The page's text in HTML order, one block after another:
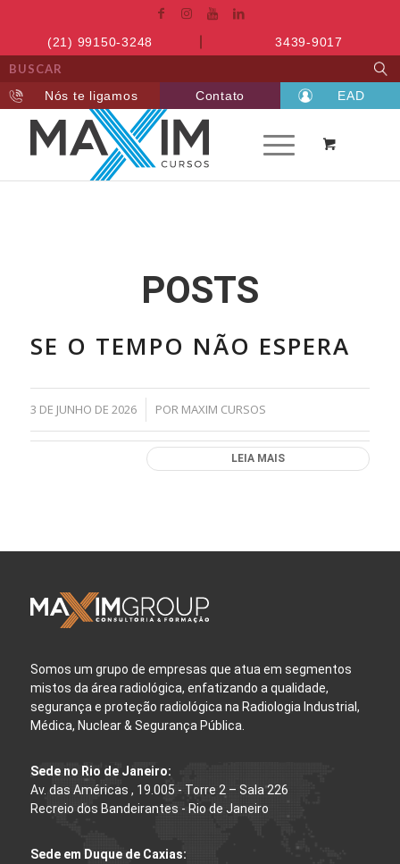
(21) 99150-3248 3439-9017
Nós te ligamos Contato EAD
POSTS
SE O TEMPO NÃO ESPERA
3 DE JUNHO DE 2026
/ POR MAXIM CURSOS
LEIA MAIS
Somos um grupo de empresas que atua em segmentos
mistos da área radiológica, enfatizando a qualidade,
segurança e proteção radiológica na Radiologia Industrial,
Médica, Nuclear & Segurança Pública.
Sede no Rio de Janeiro:
Av. das Américas , 19.005 - Torre 2 – Sala 226
Recreio dos Bandeirantes - Rio de Janeiro
Sede em Duque de Caxias: